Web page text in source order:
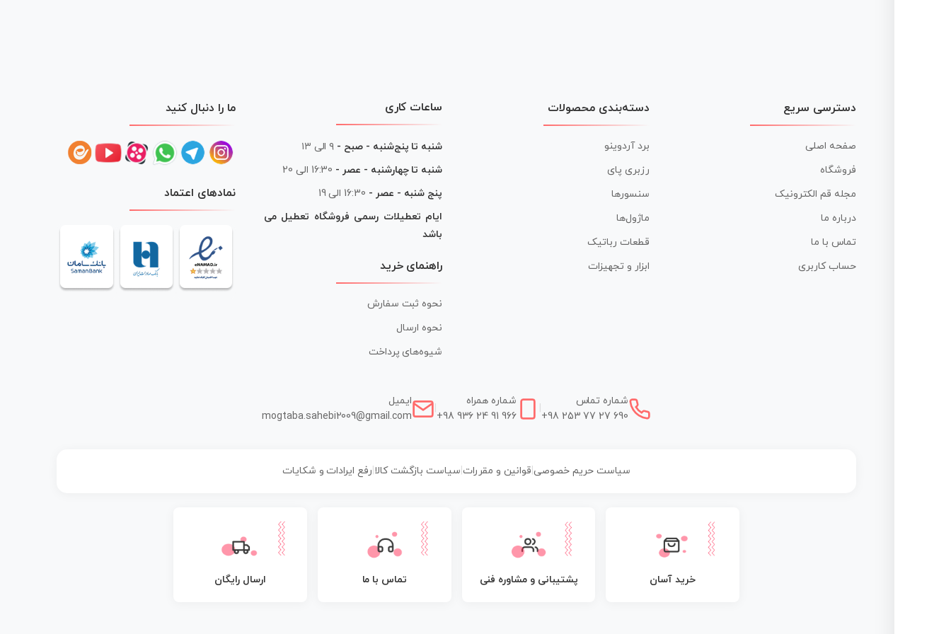
دسترسی سریع
صفحه اصلی
فروشگاه
مجله قم الکترونیک
درباره ما
تماس با ما
حساب کاربری
دسته‌بندی محصولات
برد آردوینو
رزبری پای
سنسورها
ماژول‌ها
قطعات رباتیک
ابزار و تجهیزات
ساعات کاری
شنبه تا پنج‌شنبه - صبح - ۹ الی ۱۳
شنبه تا چهارشنبه - عصر - 16:30 الی 20
پنج شنبه - عصر - 16:30 الی 19
ایام تعطیلات رسمی فروشگاه تعطیل می
باشد
راهنمای خرید
نحوه ثبت سفارش
نحوه ارسال
شیوه‌های پرداخت
ما را دنبال کنید
نمادهای اعتماد
شماره تماس
+98 253 77 27 690
شماره همراه
+98 936 24 91 966
ایمیل
mogtaba.sahebi2009@gmail.com
سیاست حریم خصوصی| قوانین و مقررات سیاست بازگشت کالا رفع ایرادات و شکایات
خرید آسان پشتیبانی و مشاوره فنی تماس با ما ارسال رایگان